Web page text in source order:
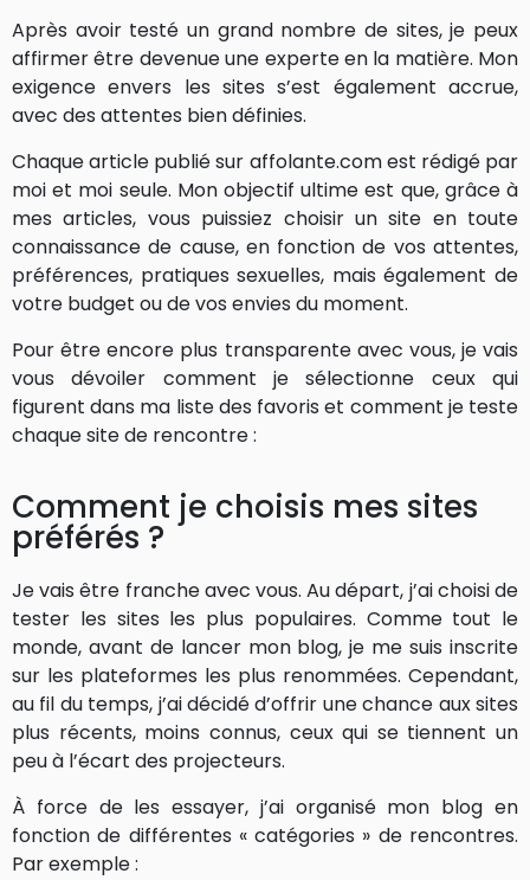
Après avoir testé un grand nombre de sites, je peux
affirmer être devenue une experte en la matière. Mon
exigence envers les sites s’est également accrue,
avec des attentes bien définies.
Chaque article publié sur affolante.com est rédigé par
moi et moi seule. Mon objectif ultime est que, grâce à
mes articles, vous puissiez choisir un site en toute
connaissance de cause, en fonction de vos attentes,
préférences, pratiques sexuelles, mais également de
votre budget ou de vos envies du moment.
Pour être encore plus transparente avec vous, je vais
vous dévoiler comment je sélectionne ceux qui
figurent dans ma liste des favoris et comment je teste
chaque site de rencontre :
Comment je choisis mes sites
préférés ?
Je vais être franche avec vous. Au départ, j’ai choisi de
tester les sites les plus populaires. Comme tout le
monde, avant de lancer mon blog, je me suis inscrite
sur les plateformes les plus renommées. Cependant,
au fil du temps, j’ai décidé d’offrir une chance aux sites
plus récents, moins connus, ceux qui se tiennent un
peu à l’écart des projecteurs.
À force de les essayer, j’ai organisé mon blog en
fonction de différentes « catégories » de rencontres.
Par exemple :